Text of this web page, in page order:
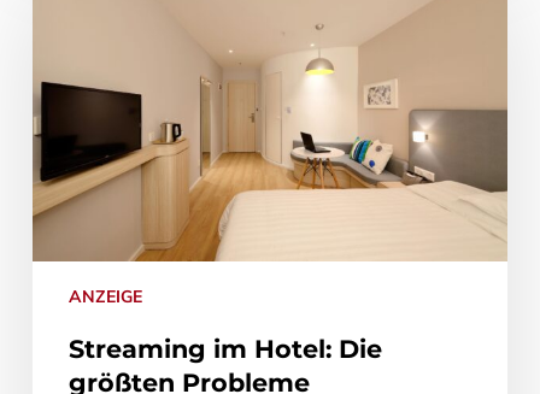
ANZEIGE
Streaming im Hotel: Die
größten Probleme